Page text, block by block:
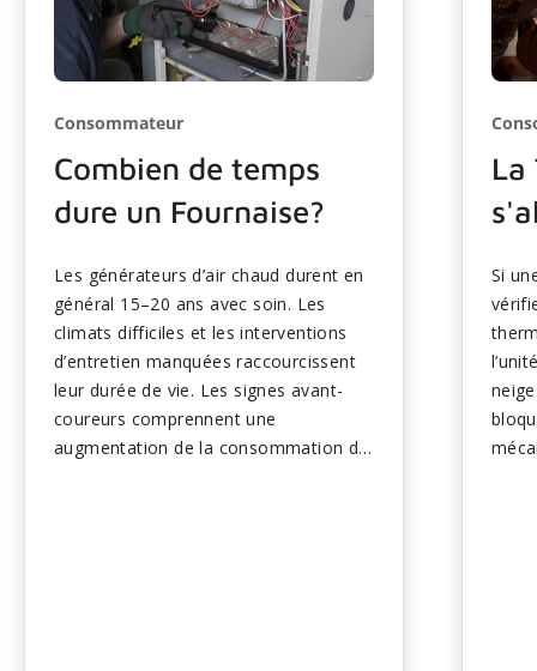
Consommateur
Combien de temps
dure un Fournaise?
Les générateurs d’air chaud durent en
général 15–20 ans avec soin. Les
climats difficiles et les interventions
d’entretien manquées raccourcissent
leur durée de vie. Les signes avant-
coureurs comprennent une
augmentation de la consommation de
La
Si